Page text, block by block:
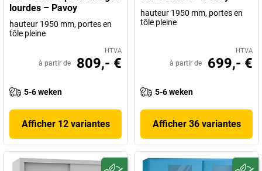
lourdes – Pavoy
hauteur 1950 mm, portes en
tôle pleine
HTVA
à partir de 809,- €
5-6 weken
Afficher 12 variantes
hauteur 1950 mm, portes en
tôle pleine
HTVA
à partir de 699,- €
5-6 weken
Afficher 36 variantes